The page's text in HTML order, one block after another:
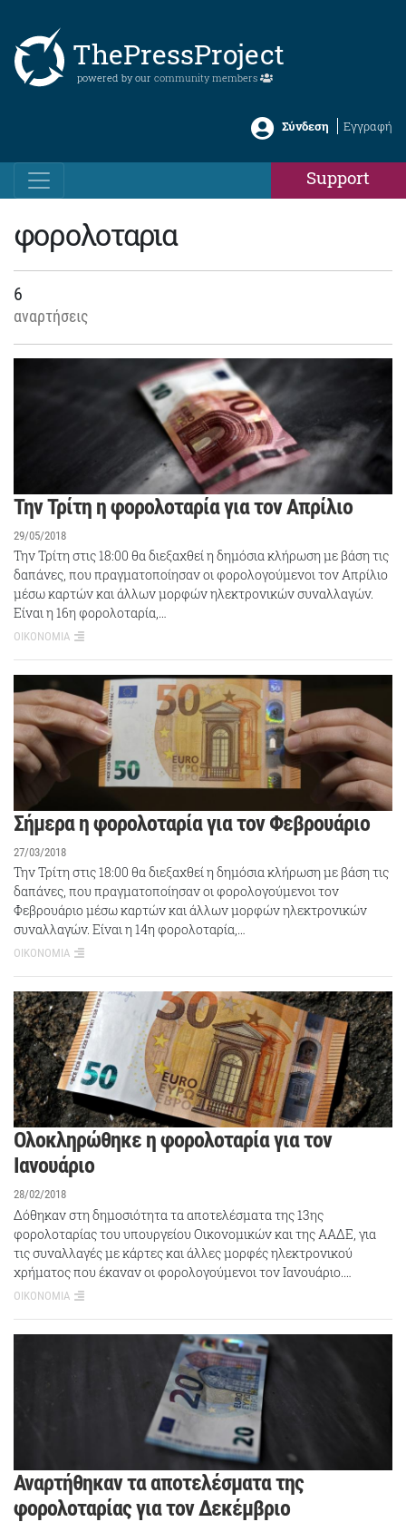
ThePressProject
powered by our community members
Σύνδεση Εγγραφή
Support
φορολοταρια
6
αναρτήσεις
Την Τρίτη η φορολοταρία για τον Απρίλιο
29/05/2018
Την Τρίτη στις 18:00 θα διεξαχθεί η δημόσια κλήρωση με βάση τις
δαπάνες, που πραγματοποίησαν οι φορολογούμενοι τον Απρίλιο
μέσω καρτών και άλλων μορφών ηλεκτρονικών συναλλαγών.
Είναι η 16η φορολοταρία,…
ΟΙΚΟΝΟΜΙΑ
Σήμερα η φορολοταρία για τον Φεβρουάριο
27/03/2018
Την Τρίτη στις 18:00 θα διεξαχθεί η δημόσια κλήρωση με βάση τις
δαπάνες, που πραγματοποίησαν οι φορολογούμενοι τον
Φεβρουάριο μέσω καρτών και άλλων μορφών ηλεκτρονικών
συναλλαγών. Είναι η 14η φορολοταρία,…
ΟΙΚΟΝΟΜΙΑ
Ολοκληρώθηκε η φορολοταρία για τον
Ιανουάριο
28/02/2018
Δόθηκαν στη δημοσιότητα τα αποτελέσματα της 13ης
φορολοταρίας του υπουργείου Οικονομικών και της ΑΑΔΕ, για
τις συναλλαγές με κάρτες και άλλες μορφές ηλεκτρονικού
χρήματος που έκαναν οι φορολογούμενοι τον Ιανουάριο.…
ΟΙΚΟΝΟΜΙΑ
Αναρτήθηκαν τα αποτελέσματα της
φορολοταρίας για τον Δεκέμβριο